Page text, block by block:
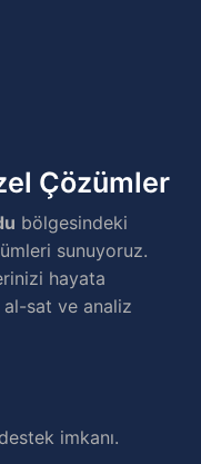
Çözümler
bölgesindeki
sunuyoruz.
hayata
sat ve analiz
imkanı.